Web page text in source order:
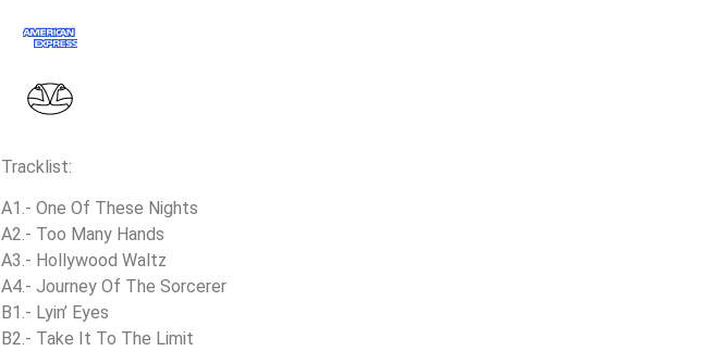
Tracklist:
A1.- One Of These Nights
A2.- Too Many Hands
A3.- Hollywood Waltz
A4.- Journey Of The Sorcerer
B1.- Lyin’ Eyes
B2.- Take It To The Limit